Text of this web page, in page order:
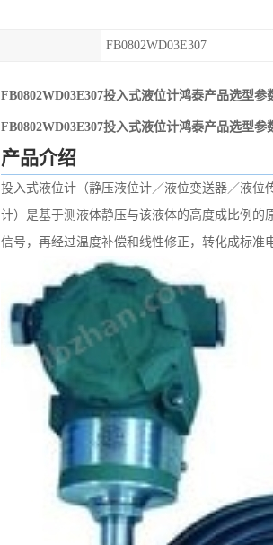
FB0802WD03E307
FB0802WD03E307投入式液位计鸿泰产品选型参
FB0802WD03E307投入式液位计鸿泰产品选型参
产品介绍
投入式液位计（静压液位计／液位变送器／液位
计）是基于测液体静压与该液体的高度成比例
信号，再经过温度补偿和线性修正，转化成标准